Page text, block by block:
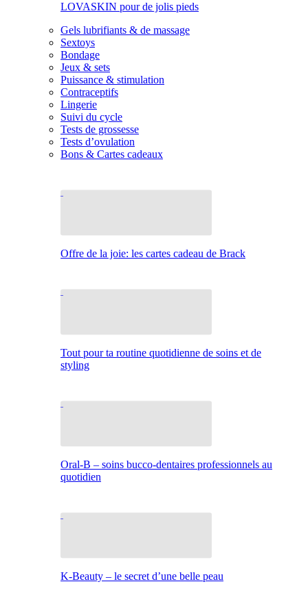
LOVASKIN pour de jolis pieds
Gels lubrifiants & de massage
Sextoys
Bondage
Jeux & sets
Puissance & stimulation
Contraceptifs
Lingerie
Suivi du cycle
Tests de grossesse
Tests d’ovulation
Bons & Cartes cadeaux
Offre de la joie: les cartes cadeau de Brack
Tout pour ta routine quotidienne de soins et de
styling
Oral-B – soins bucco-dentaires professionnels au
quotidien
K-Beauty – le secret d’une belle peau